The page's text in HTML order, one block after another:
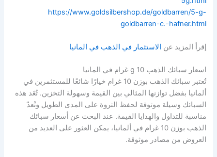
https://www.goldsilbershop.de/goldbarren/5-g-
goldbarren-c.-hafner.html
إقرأ المزيد عن الاستثمار في الذهب في المانيا
اسعار سبائك الذهب 10 g غرام في المانيا
تُعتبر سبائك الذهب بوزن 10 غرام خيارًا شائعًا للمستثمرين في
ألمانيا بفضل توازنها المثالي بين القيمة وسهولة التخزين. تُعَد هذه
السبائك وسيلة موثوقة لحفظ الثروة على المدى الطويل وتُعدّ
مناسبة للتداول والهدايا القيمة. عند البحث عن أسعار سبائك
الذهب بوزن 10 غرام في ألمانيا، يمكن العثور على العديد من
العروض من مصادر موثوقة.